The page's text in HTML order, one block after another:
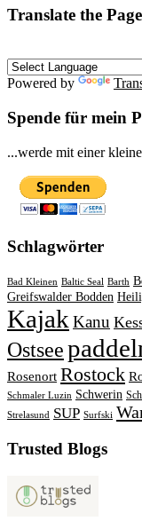
Translate the
Powered by
Spende für mein
...werde mit einer
Schlagwörter
Bad Kleinen Baltic Seal Barth
Greifswalder Bodden
Kajak Kanu
Ostsee
Rosenort Rostock
Schmaler Luzin Schwerin
Strelasund SUP Surfski
Trusted Blogs